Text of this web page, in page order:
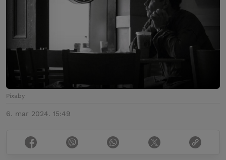
Pixaby
6. mar 2024. 15:49